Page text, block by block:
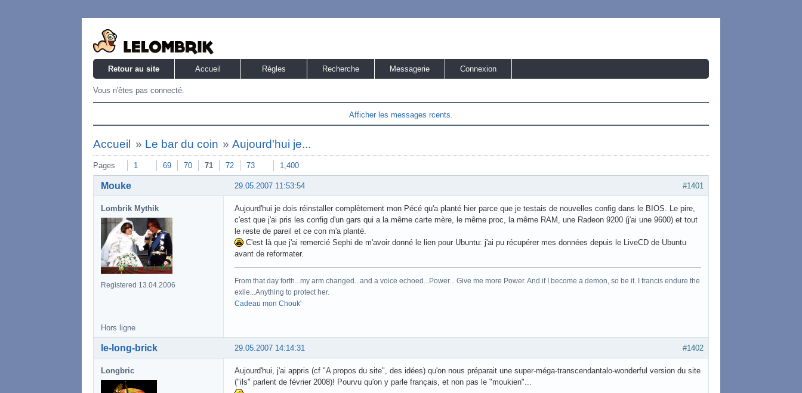
Retour au site Accueil Règles Recherche Messagerie Connexion
Vous n'êtes pas connecté.
Afficher les messages rcents.
Accueil » Le bar du coin »Aujourd'hui je...
Pages 1 69 70 71 72 73 1,400
#1401
29.05.2007 11:53:54
Mouke
Lombrik Mythik
Registered 13.04.2006
Aujourd'hui je dois réinstaller complètement mon Pécé qu'a planté hier parce que je testais de nouvelles config dans le BIOS. Le pire,
c'est que j'ai pris les config d'un gars qui a la même carte mère, le même proc, la même RAM, une Radeon 9200 (j'ai une 9600) et tout
le reste de pareil et ce con m'a planté.
C'est là que j'ai remercié Sephi de m'avoir donné le lien pour Ubuntu: j'ai pu récupérer mes données depuis le LiveCD de Ubuntu
avant de reformater.
From that day forth...my arm changed...and a voice echoed...Power... Give me more Power. And if I become a demon, so be it. I francis endure the
exile...Anything to protect her.
Cadeau mon Chouk'
Hors ligne
#1402
29.05.2007 14:14:31
le-long-brick
Longbric
Aujourd'hui, j'ai appris (cf "A propos du site", des idées) qu'on nous préparait une super-méga-transcendantalo-wonderful version du site
("ils" parlent de février 2008)! Pourvu qu'on y parle français, et non pas le "moukien"...